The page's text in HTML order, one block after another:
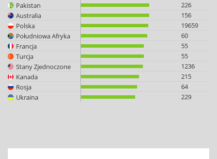
Pakistan
226
Australia
156
Polska
19659
Południowa Afryka
60
Francja
55
Turcja
55
Stany Zjednoczone
1236
Kanada
215
Rosja
64
Ukraina
229